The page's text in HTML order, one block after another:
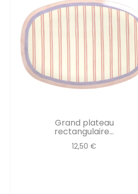
Grand plateau
rectangulaire...
12,50 €